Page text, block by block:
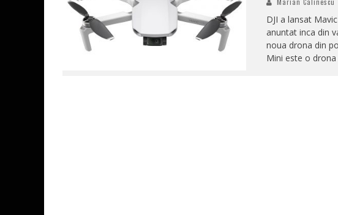
DJI a lansat
anuntat inca din
noua drona din
Mini este o drona